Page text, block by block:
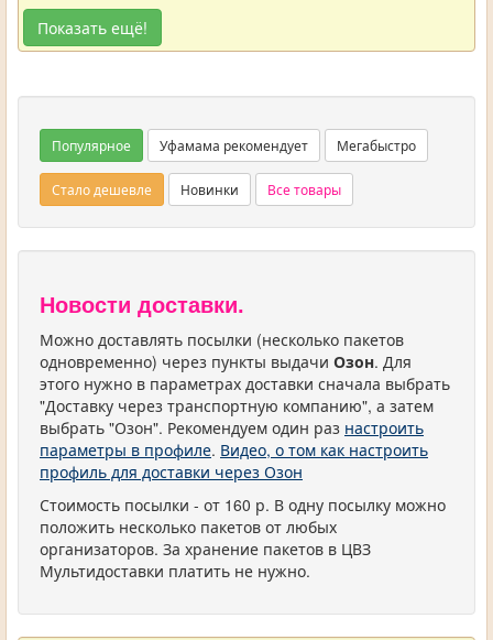
Показать ещё!
Популярное Уфамама рекомендует Мегабыстро
Стало дешевле Новинки Все товары
Новости доставки.
Можно доставлять посылки (несколько пакетов
одновременно) через пункты выдачи Озон. Для
этого нужно в параметрах доставки сначала выбрать
"Доставку через транспортную компанию", а затем
выбрать "Озон". Рекомендуем один раз настроить
параметры в профиле. Видео, о том как настроить
профиль для доставки через Озон
Стоимость посылки - от 160 р. В одну посылку можно
положить несколько пакетов от любых
организаторов. За хранение пакетов в ЦВЗ
Мультидоставки платить не нужно.